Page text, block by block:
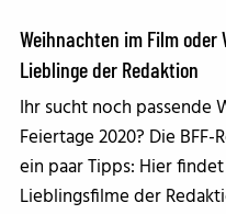
Weihnachten im Film
Lieblinge der Redaktion
Ihr sucht noch passende
Feiertage 2020? Die
ein paar Tipps: Hier
Lieblingsfilme der